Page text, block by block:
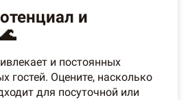
и
и постоянных
гостей. Оцените, насколько
для посуточной или